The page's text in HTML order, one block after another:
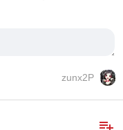
zunx2P
playlist_add